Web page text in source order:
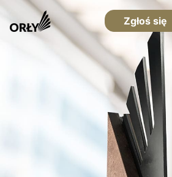
Zgłoś się